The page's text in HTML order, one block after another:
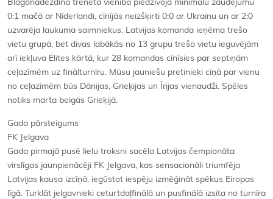
Blagonadeždina trenētā vienība piedzīvoja minimālu zaudējumu
0:1 mačā ar Nīderlandi, cīnījās neizšķirti 0:0 ar Ukrainu un ar 2:0
uzvarēja laukuma saimniekus. Latvijas komanda ieņēma trešo
vietu grupā, bet divas labākās no 13 grupu trešo vietu ieguvējām
arī iekļuva Elites kārtā, kur 28 komandas cīnīsies par septiņām
ceļazīmēm uz finālturnīru. Mūsu jauniešu pretinieki cīņā par vienu
no ceļazīmēm būs Dānijas, Grieķijas un Īrijas vienaudži. Spēles
notiks marta beigās Grieķijā.
Gada pārsteigums
FK Jelgava
Gada pirmajā pusē lielu troksni sacēla Latvijas čempionāta
virslīgas jaunpienācēji FK Jelgava, kas sensacionāli triumfēja
Latvijas kausa izcīņā, iegūstot iespēju izmēģināt spēkus Eiropas
līgā. Turklāt jelgavnieki ceturtdaļfinālā un pusfinālā izsita no turnīra